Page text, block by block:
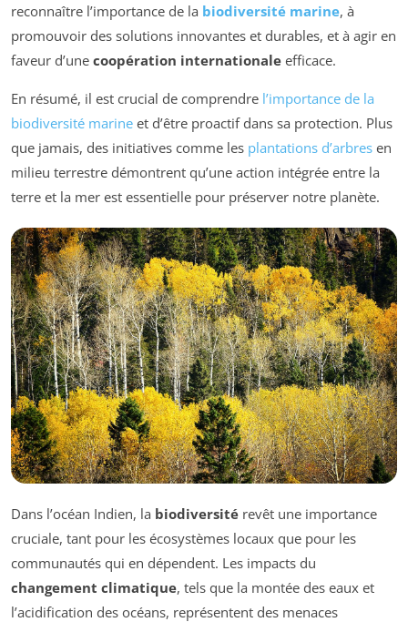
reconnaître l’importance de la biodiversité marine, à
promouvoir des solutions innovantes et durables, et à agir en
faveur d’une coopération internationale efficace.
En résumé, il est crucial de comprendre l’importance de la
biodiversité marine et d’être proactif dans sa protection. Plus
que jamais, des initiatives comme les plantations d’arbres en
milieu terrestre démontrent qu’une action intégrée entre la
terre et la mer est essentielle pour préserver notre planète.
Dans l’océan Indien, la biodiversité revêt une importance
cruciale, tant pour les écosystèmes locaux que pour les
communautés qui en dépendent. Les impacts du
changement climatique, tels que la montée des eaux et
l’acidification des océans, représentent des menaces